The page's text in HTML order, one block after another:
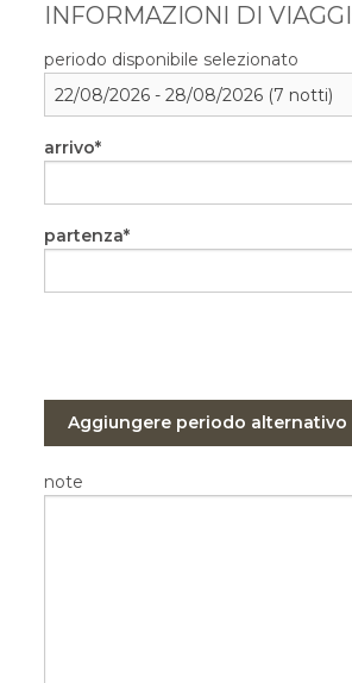
INFORMAZIONI DI
periodo disponibile selezionato
arrivo
partenza
Aggiungere periodo alternativo
note